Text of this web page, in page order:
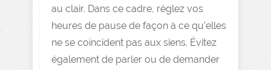
au clair. Dans ce cadre, réglez vos
heures de pause de façon à ce qu’elles
ne se coïncident pas aux siens. Évitez
également de parler ou de demander